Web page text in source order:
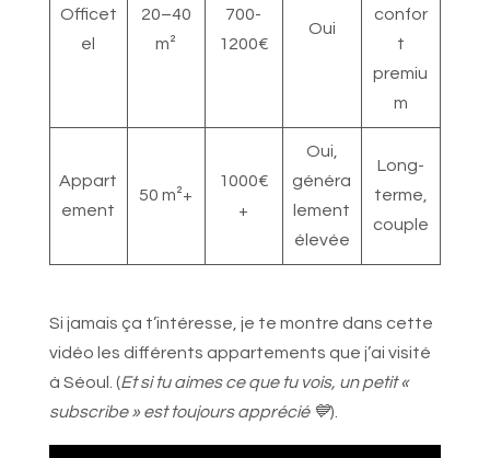
Officet
el
20–40
m²
700-
1200€
Oui
confor
t
premiu
m
Appart
ement
50 m²+
1000€
+
Oui,
généra
lement
élevée
Long-
terme,
couple
Si jamais ça t’intéresse, je te montre dans cette
vidéo les différents appartements que j’ai visité
à Séoul. (Et si tu aimes ce que tu vois, un petit «
subscribe » est toujours apprécié 💙).